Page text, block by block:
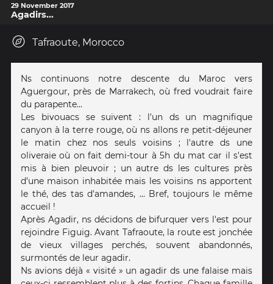
29 November 2017
Agadirs...
Tafraoute, Morocco
Ns continuons notre descente du Maroc vers
Aguergour, près de Marrakech, où fred voudrait faire
du parapente...
Les bivouacs se suivent : l'un ds un magnifique
canyon à la terre rouge, où ns allons re petit-déjeuner
le matin chez nos seuls voisins ; l'autre ds une
oliveraie où on fait demi-tour à 5h du mat car il s'est
mis à bien pleuvoir ; un autre ds les cultures près
d'une maison inhabitée mais les voisins ns apportent
le thé, des tas d'amandes, … Bref, toujours le même
accueil !
Après Agadir, ns décidons de bifurquer vers l'est pour
rejoindre Figuig. Avant Tafraoute, la route est jonchée
de vieux villages perchés, souvent abandonnés,
surmontés de leur agadir.
Ns avions déjà « visité » un agadir ds une falaise mais